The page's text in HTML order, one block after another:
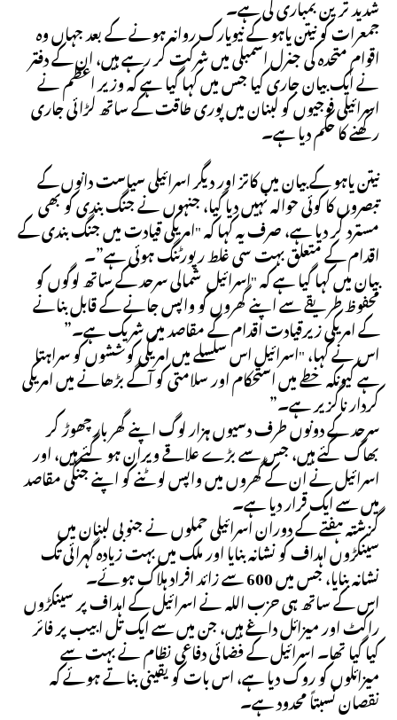
جمعرات کو نیتن یاہو کے نیویارک روانہ ہونے کے بعد جہاں وہ
اقوام متحدہ کی جنرل اسمبلی میں شرکت کر رہے ہیں، ان کے دفتر
نے ایک بیان جاری کیا جس میں کہا گیا ہے کہ وزیر اعظم نے
اسرائیلی فوجیوں کو لبنان میں پوری طاقت کے ساتھ لڑائی جاری
رکھنے کا حکم دیا ہے۔
نیتن یاہو کے بیان میں کاتز اور دیگر اسرائیلی سیاست دانوں کے
تبصروں کا کوئی حوالہ نہیں دیا گیا، جنہوں نے جنگ بندی کو بھی
مسترد کر دیا ہے، صرف یہ کہا کہ "امریکی قیادت میں جنگ بندی کے
اقدام کے متعلق بہت سی غلط رپورٹنگ ہوئی ہے”۔
بیان میں کہا گیا ہے کہ "اسرائیل شمالی سرحد کے ساتھ لوگوں کو
محفوظ طریقے سے اپنے گھروں کو واپس جانے کے قابل بنانے
کے امریکی زیرقیادت اقدام کے مقاصد میں شریک ہے۔”
اس نے کہا، "اسرائیل اس سلسلے میں امریکی کوششوں کو سراہتا
ہے کیونکہ خطے میں استحکام اور سلامتی کو آگے بڑھانے میں امریکی
کردار ناگزیر ہے۔”
سرحد کے دونوں طرف دسیوں ہزار لوگ اپنے گھر بار چھوڑ کر
بھاگ گئے ہیں، جس سے بڑے علاقے ویران ہو گئے ہیں، اور
اسرائیل نے ان کے گھروں میں واپس لوٹنے کو اپنے جنگی مقاصد
میں سے ایک قرار دیا ہے۔
گزشتہ ہفتے کے دوران اسرائیلی حملوں نے جنوبی لبنان میں
سینکڑوں اہداف کو نشانہ بنایا اور ملک میں بہت زیادہ گہرائی تک
نشانہ بنایا، جس میں 600 سے زائد افراد ہلاک ہوئے۔
اس کے ساتھ ہی حزب اللہ نے اسرائیل کے اہداف پر سینکڑوں
راکٹ اور میزائل داغے ہیں، جن میں سے ایک تل ابیب پر فائر
کیا گیا تھا۔ اسرائیل کے فضائی دفاعی نظام نے بہت سے
میزائلوں کو روک دیا ہے، اس بات کو یقینی بناتے ہوئے کہ
نقصان نسبتاً محدود ہے۔